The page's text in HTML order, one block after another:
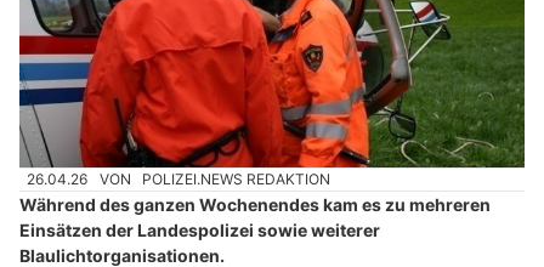
26.04.26 VON POLIZEI.NEWS REDAKTION
Während des ganzen Wochenendes kam es zu mehreren
Einsätzen der Landespolizei sowie weiterer
Blaulichtorganisationen.